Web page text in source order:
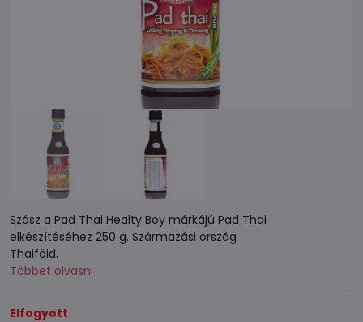
Szósz a Pad Thai Healty Boy márkájú Pad Thai
elkészítéséhez 250 g. Származási ország
Thaiföld.
Többet olvasni
Elfogyott